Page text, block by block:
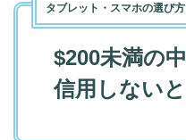
タブレット・スマホの選び
$200未満の
信用しない